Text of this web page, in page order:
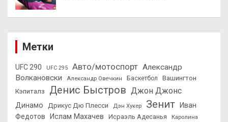
Метки
UFC 290 UFC 295 Авто/мотоспорт Александр
Волкановски
Александр Овечкин Баскетбол
Вашингтон
Кэпиталз
Денис Быстров Джон Джонс
Динамо Дрикус Дю Плесси Дэн Хукер Зенит
Иван
Федотов
Ислам Махачев Исраэль Адесанья
Каролина